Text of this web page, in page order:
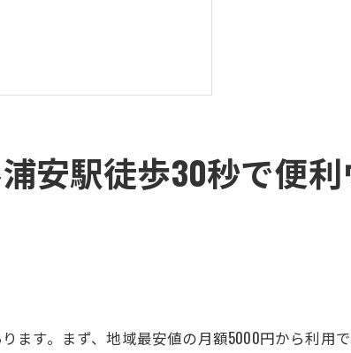
ドアゴルフスクール
安駅徒歩30秒で便
ます。まず、地域最安値の月額5000円から利用